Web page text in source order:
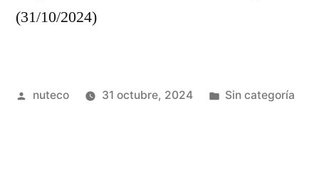
(31/10/2024)
Publicada
nuteco 31 octubre, 2024
Publicada
Sin categoría